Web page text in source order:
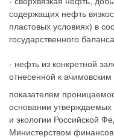
содержащих нефть
пластовых условиях) в
государственного
- нефть из конкретной
отнесенной к
показателем
основании
и экологии Российской
Министерством